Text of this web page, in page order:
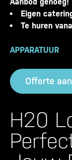
Eigen
Te huren
APPARATUUR
Offerte
H20